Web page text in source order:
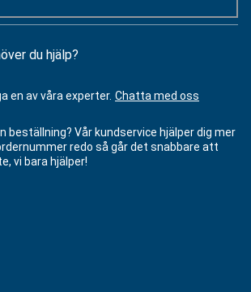
du hjälp?
en av våra experter. Chatta med oss
beställning? Vår kundservice hjälper dig mer
redo så går det snabbare att
vi bara hjälper!